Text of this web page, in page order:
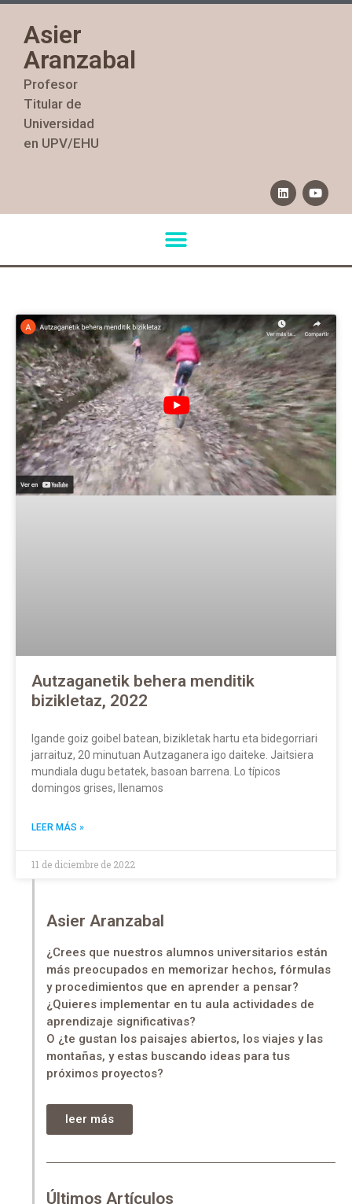
Asier
Aranzabal
Profesor
Titular de
Universidad
en UPV/EHU
Autzaganetik behera menditik
bizikletaz, 2022
Igande goiz goibel batean, bizikletak hartu eta bidegorriari
jarraituz, 20 minutuan Autzaganera igo daiteke. Jaitsiera
mundiala dugu betatek, basoan barrena. Lo típicos
domingos grises, llenamos
LEER MÁS »
11 de diciembre de 2022
Asier Aranzabal
¿Crees que nuestros alumnos universitarios están
más preocupados en memorizar hechos, fórmulas
y procedimientos que en aprender a pensar?
¿Quieres implementar en tu aula actividades de
aprendizaje significativas?
O ¿te gustan los paisajes abiertos, los viajes y las
montañas, y estas buscando ideas para tus
próximos proyectos?
leer más
Últimos Artículos